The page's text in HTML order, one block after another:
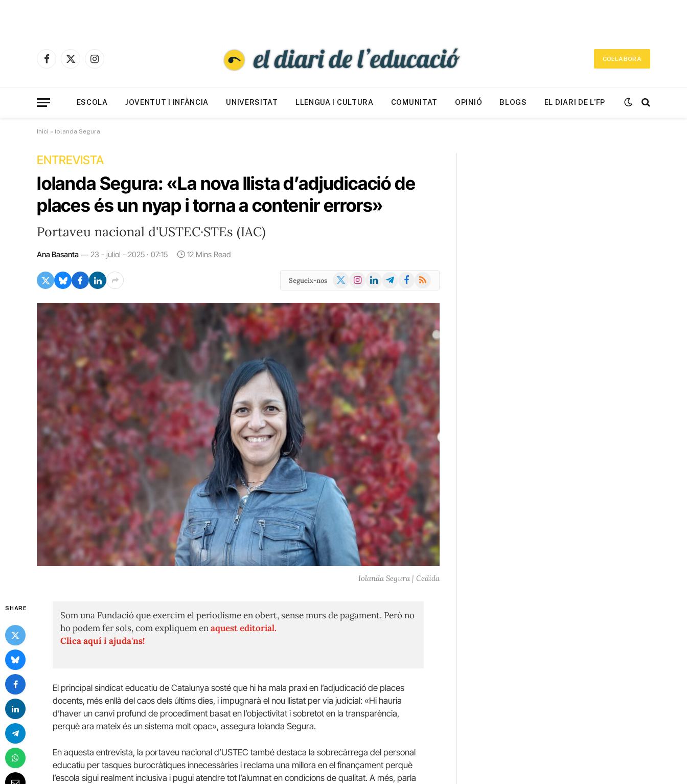
Facebook
X
Instagram
COL·LABORA
ESCOLA JOVENTUT I INFÀNCIA UNIVERSITAT LLENGUA I CULTURA COMUNITAT OPINIÓ BLOGS EL DIARI DE L’FP
Inici » Iolanda Segura
ENTREVISTA
Iolanda Segura: «La nova llista d’adjudicació de
places és un nyap i torna a contenir errors»
Portaveu nacional d'USTEC·STEs (IAC)
Ana Basanta 23 - juliol - 2025 · 07:15 12 Mins Read
Segueix-nos
X
Instagram
LinkedInTelegramFacebook
RSS
Iolanda Segura | Cedida
SHARE
Som una Fundació que exercim el periodisme en obert, sense murs de pagament. Però no
ho podem fer sols, com expliquem enaquest editorial.
Clica aquí i ajuda'ns!
El principal sindicat educatiu de Catalunya sosté que hi ha mala praxi en l’adjudicació de places
docents, més enllà del caos dels últims dies, i impugnarà el nou llistat per via judicial: «Hi hauria
d’haver un canvi profund de procediment basat en l’objectivitat i sobretot en la transparència,
perquè ara mateix és un sistema molt opac», assegura Iolanda Segura.
En aquesta entrevista, la portaveu nacional d’USTEC també destaca la sobrecàrrega del personal
educatiu per tasques burocràtiques innecessàries i reclama una millora en el finançament perquè
l’escola sigui realment inclusiva i pugui atendre tot l’alumnat en condicions de qualitat. A més, parla